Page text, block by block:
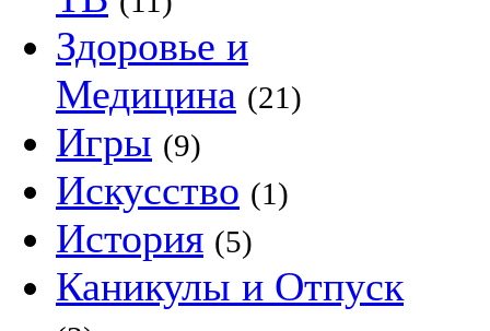
Здоровье и
Медицина (21)
Игры (9)
Искусство (1)
История (5)
Каникулы и Отпуск